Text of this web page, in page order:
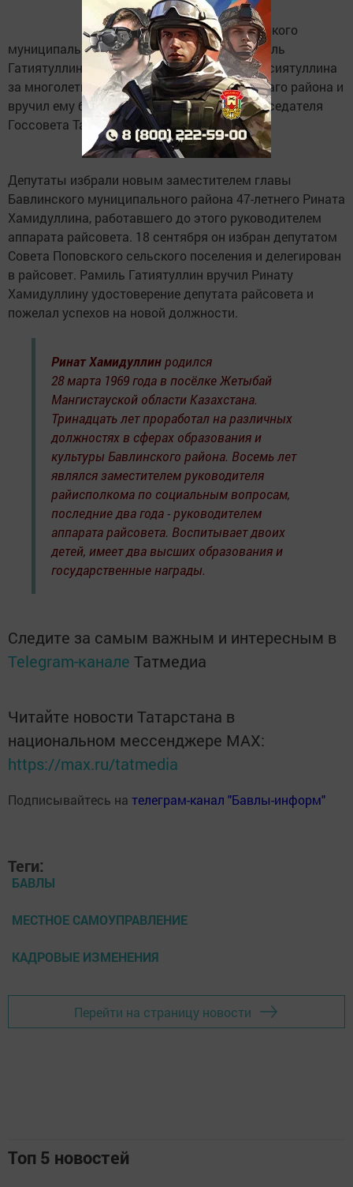
На заседании Совета Бавлинского
муниципального района глава района Рамиль
Гатиятуллин поблагодарил Миннифоата Хасиятуллина
за многолетний результативный труд на благо района и
вручил ему благодарственное письмо председателя
Госсовета Татарстана.
Депутаты избрали новым заместителем главы
Бавлинского муниципального района 47-летнего Рината
Хамидуллина, работавшего до этого руководителем
аппарата райсовета. 18 сентября он избран депутатом
Совета Поповского сельского поселения и делегирован
в райсовет. Рамиль Гатиятуллин вручил Ринату
Хамидуллину удостоверение депутата райсовета и
пожелал успехов на новой должности.
Ринат Хамидуллин родился
28 марта 1969 года в посёлке Жетыбай
Мангистауской области Казахстана.
Тринадцать лет проработал на различных
должностях в сферах образования и
культуры Бавлинского района. Восемь лет
являлся заместителем руководителя
райисполкома по социальным вопросам,
последние два года - руководителем
аппарата райсовета. Воспитывает двоих
детей, имеет два высших образования и
государственные награды.
Следите за самым важным и интересным в
Telegram-канале Татмедиа
Читайте новости Татарстана в
национальном мессенджере MАХ:
https://max.ru/tatmedia
Подписывайтесь на телеграм-канал "Бавлы-информ"
Теги:
БАВЛЫ
МЕСТНОЕ САМОУПРАВЛЕНИЕ
КАДРОВЫЕ ИЗМЕНЕНИЯ
Перейти на страницу новости
Топ 5 новостей